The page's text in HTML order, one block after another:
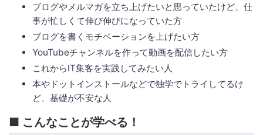
ブログやメルマガを立ち上げたいと思っていたけど、仕
事が忙しくて伸び伸びになっていた方
ブログを書くモチベーションを上げたい方
YouTubeチャンネルを作って動画を配信したい方
これからIT集客を実践してみたい人
本やドットインストールなどで独学でトライしてるけ
ど、基礎が不安な人
■ こんなことが学べる！